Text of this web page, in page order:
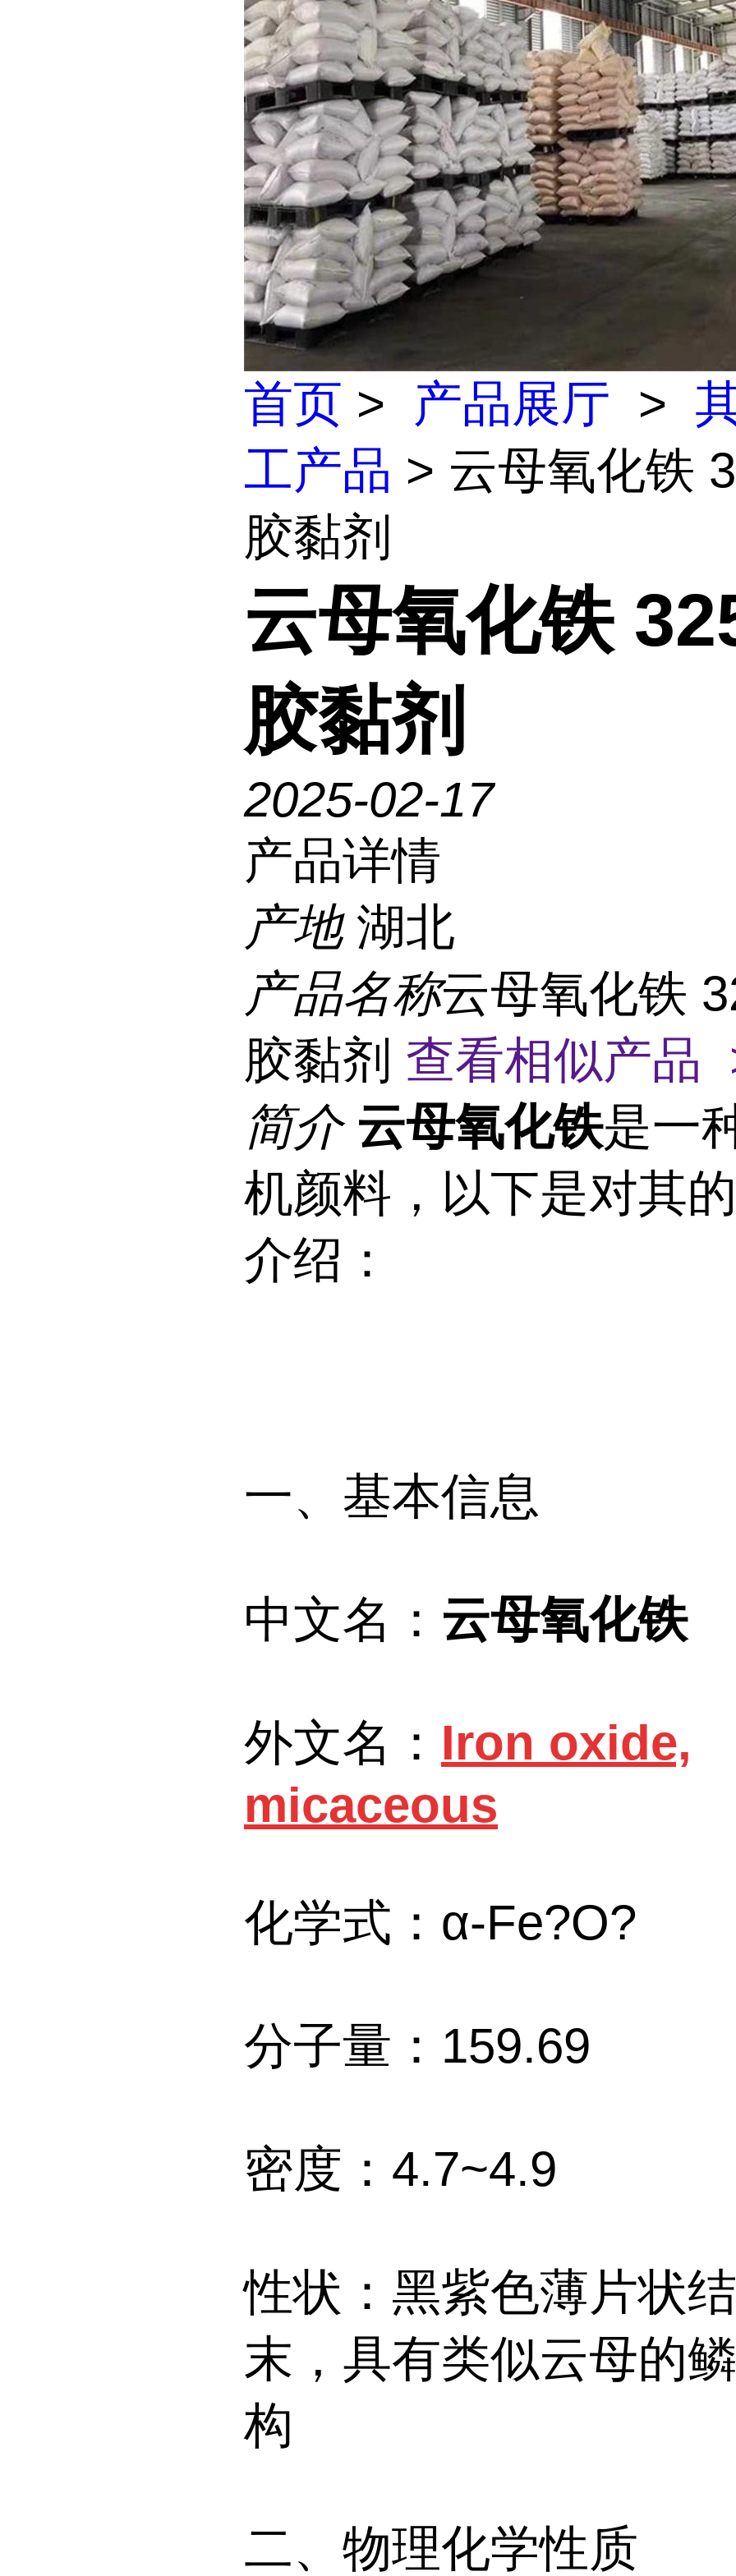
首页 > 产品展厅 >
工产品 > 云母氧化铁
胶黏剂
云母氧化铁
胶黏剂
2025-02-17
产品详情
产地 湖北
产品名称云母氧化铁
胶黏剂 查看相似产品
简介 云母氧化铁是一
机颜料，以下是对其
介绍：
一、基本信息
中文名： 云母氧化铁
外文名： Iron oxide,
micaceous
化学式：α-Fe?O?
分子量：159.69
密度：4.7~4.9
性状：黑紫色薄片状
末，具有类似云母的
构
二、物理化学性质